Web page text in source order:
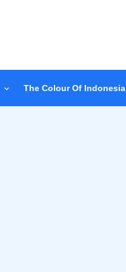
The Colour Of Indonesia